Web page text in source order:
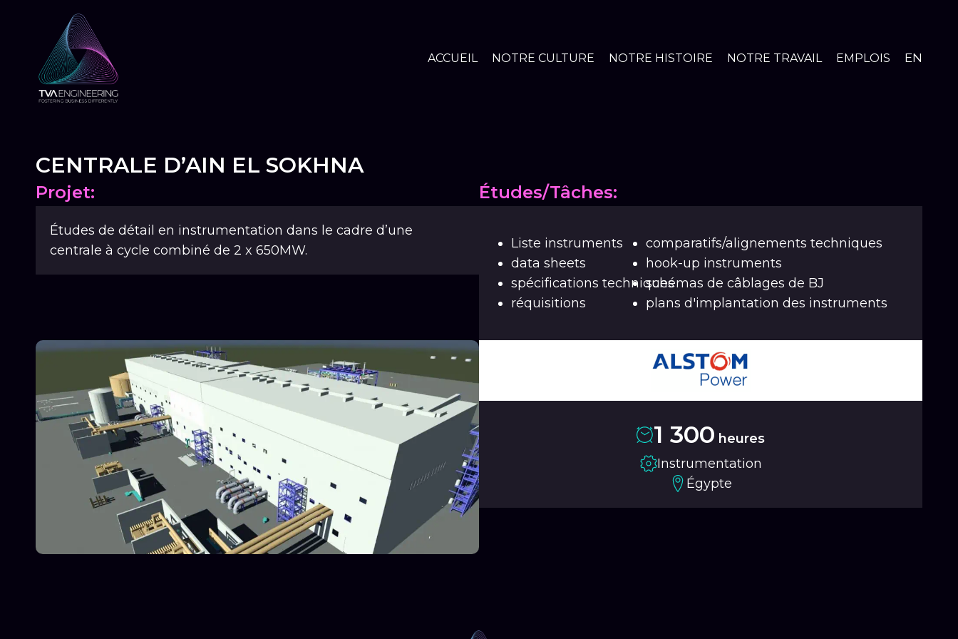
ACCUEIL NOTRE CULTURE NOTRE HISTOIRE NOTRE TRAVAIL EMPLOIS EN
CENTRALE D’AIN EL SOKHNA
Projet:
Études de détail en instrumentation dans le cadre d’une
centrale à cycle combiné de 2 x 650MW.
Études/Tâches:
Liste instruments
data sheets
spécifications techniques
réquisitions
comparatifs/alignements techniques
hook-up instruments
schémas de câblages de BJ
plans d'implantation des instruments
1 300 heures
Instrumentation
Égypte